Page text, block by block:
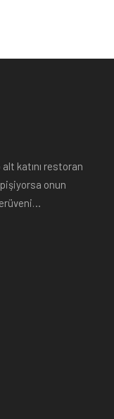
katını restoran
onun